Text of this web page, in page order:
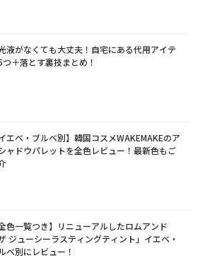
液がなくても大丈夫！自宅にある代用アイテ
つ＋落とす裏技まとめ！
イエベ・ブルベ別】韓国コスメWAKEMAKEのア
ャドウパレットを全色レビュー！最新色もご
全色一覧つき】リニューアルしたロムアンド
ザ ジューシーラスティングティント」イエベ・
ベ別にレビュー！